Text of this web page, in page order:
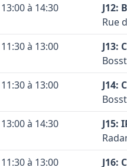
Le
Voir
Le
Voir
contributors ©
J.
Voir
Code
Le
13:00 à 14:30
J12:
Rue
11:30 à 13:00
J13:
11:30 à 13:00
J14:
Code
13:00 à 14:30
J15:
11:30 à 13:00
J16: